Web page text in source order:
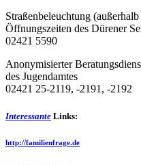
Straßenbeleuchtung
Öffnungszeiten des Dürener
02421 5590
Anonymisierter
des Jugendamtes
02421 25-2119, -2191, -2192
Interessante Links:
http://familienfrage.de